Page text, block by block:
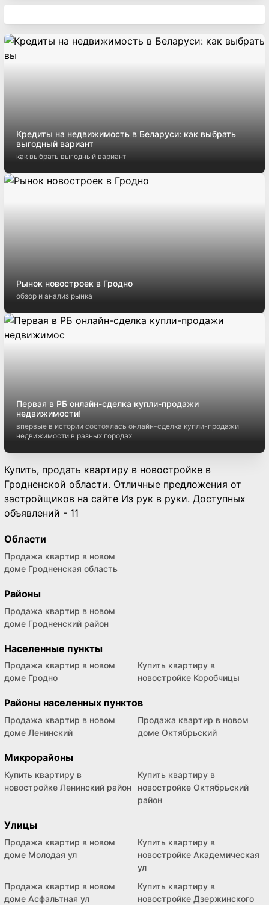
Кредиты на недвижимость в Беларуси: как выбрать
выгодный вариант
как выбрать выгодный вариант
Рынок новостроек в Гродно
обзор и анализ рынка
Первая в РБ онлайн-сделка купли-продажи
недвижимости!
впервые в истории состоялась онлайн-сделка купли-продажи
недвижимости в разных городах
Купить, продать квартиру в новостройке в
Гродненской области. Отличные предложения от
застройщиков на сайте Из рук в руки. Доступных
объявлений - 11
Области
Продажа квартир в новом
доме Гродненская область
Районы
Продажа квартир в новом
доме Гродненский район
Населенные пункты
Продажа квартир в новом
доме Гродно
Купить квартиру в
новостройке Коробчицы
Районы населенных пунктов
Продажа квартир в новом
доме Ленинский
Продажа квартир в новом
доме Октябрьский
Микрорайоны
Купить квартиру в
новостройке Ленинский район
Купить квартиру в
новостройке Октябрьский
район
Улицы
Продажа квартир в новом
доме Молодая ул
Купить квартиру в
новостройке Академическая
ул
Продажа квартир в новом
доме Асфальтная ул
Купить квартиру в
новостройке Дзержинского